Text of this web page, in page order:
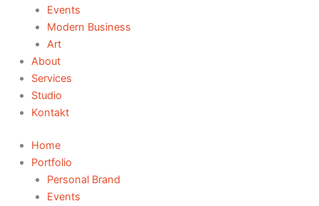
Events
Modern Business
Art
About
Services
Studio
Kontakt
Home
Portfolio
Personal Brand
Events